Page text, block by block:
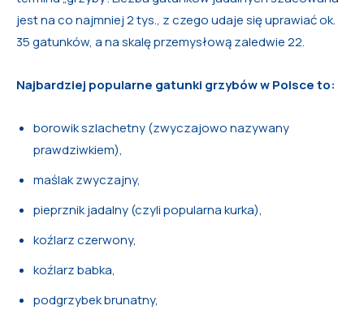
jest na co najmniej 2 tys., z czego udaje się uprawiać ok.
35 gatunków, a na skalę przemysłową zaledwie 22.
Najbardziej popularne gatunki grzybów w Polsce to:
borowik szlachetny (zwyczajowo nazywany
prawdziwkiem),
maślak zwyczajny,
pieprznik jadalny (czyli popularna kurka),
koźlarz czerwony,
koźlarz babka,
podgrzybek brunatny,